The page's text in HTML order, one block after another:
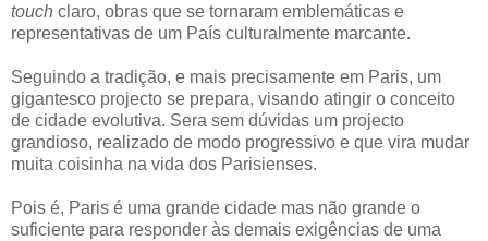
touch claro, obras que se tornaram emblemáticas e
representativas de um País culturalmente marcante.
Seguindo a tradição, e mais precisamente em Paris, um
gigantesco projecto se prepara, visando atingir o conceito
de cidade evolutiva. Sera sem dúvidas um projecto
grandioso, realizado de modo progressivo e que vira mudar
muita coisinha na vida dos Parisienses.
Pois é, Paris é uma grande cidade mas não grande o
suficiente para responder às demais exigências de uma